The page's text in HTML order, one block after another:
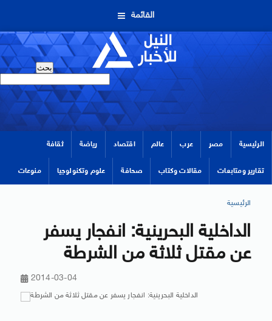
القائمة
الرئيسية مصر عرب عالم اقتصاد رياضة ثقافة
تقارير ومتابعات مقالات وكتاب صحافة علوم وتكنولوجيا منوعات
الرئيسية
الداخلية البحرينية: انفجار يسفر
عن مقتل ثلاثة من الشرطة
2014-03-04